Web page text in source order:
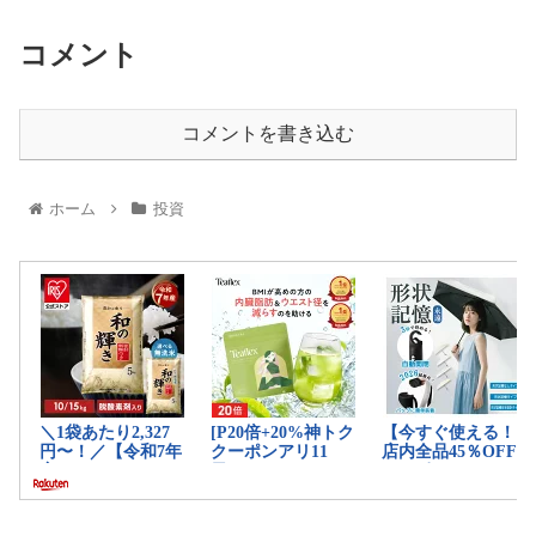
コメント
コメントを書き込む
ホーム 投資